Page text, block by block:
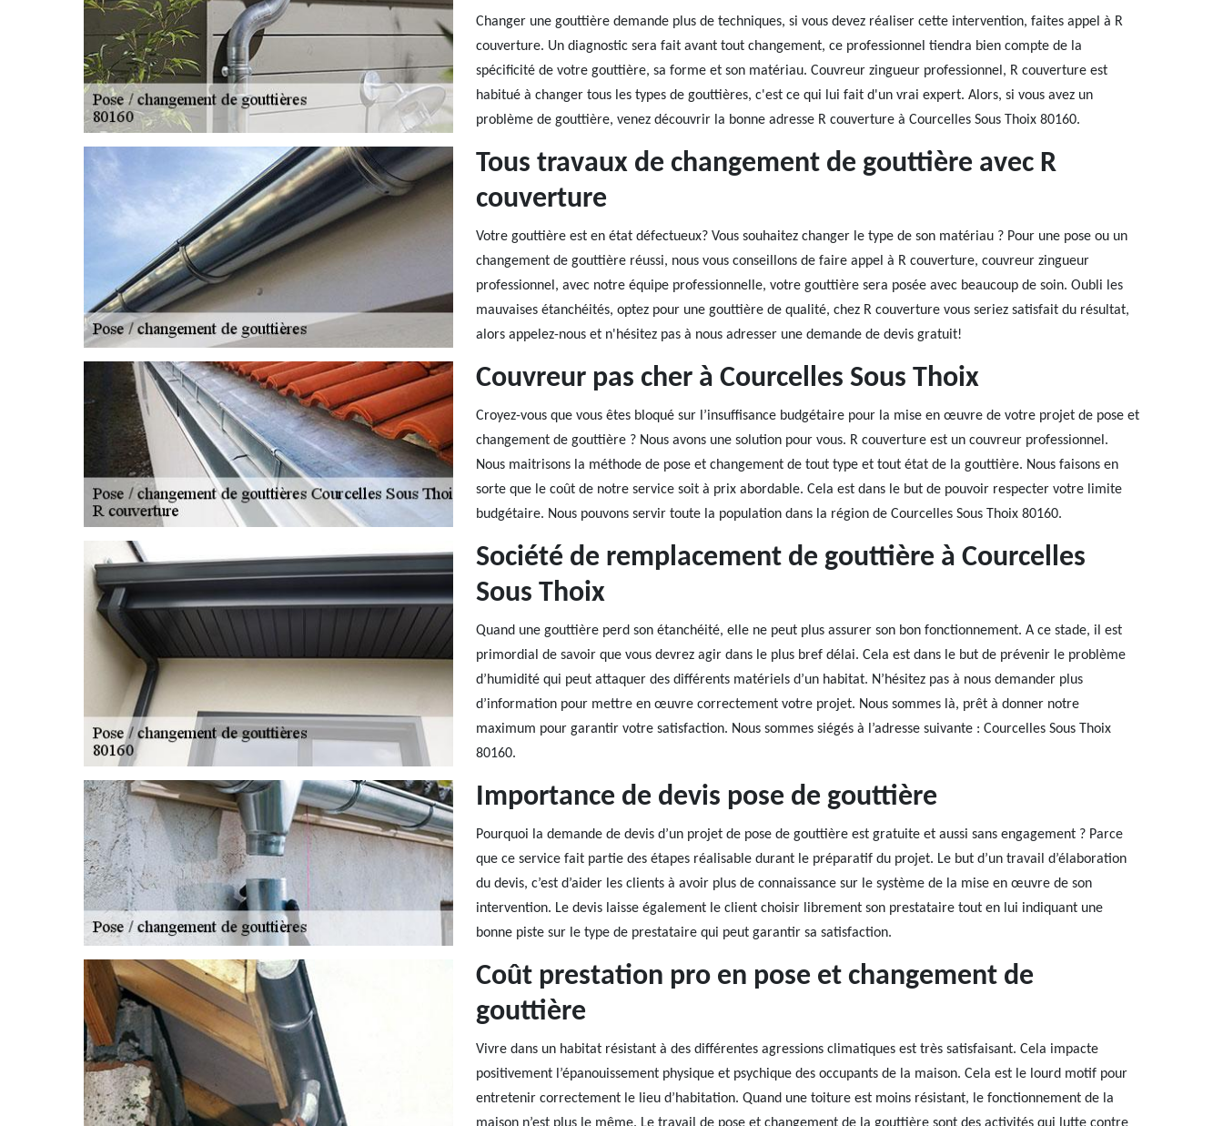
Changer une gouttière demande plus de techniques, si vous devez réaliser cette intervention, faites appel à R
couverture. Un diagnostic sera fait avant tout changement, ce professionnel tiendra bien compte de la
spécificité de votre gouttière, sa forme et son matériau. Couvreur zingueur professionnel, R couverture est
habitué à changer tous les types de gouttières, c'est ce qui lui fait d'un vrai expert. Alors, si vous avez un
problème de gouttière, venez découvrir la bonne adresse R couverture à Courcelles Sous Thoix 80160.
Tous travaux de changement de gouttière avec R
couverture
Votre gouttière est en état défectueux? Vous souhaitez changer le type de son matériau ? Pour une pose ou un
changement de gouttière réussi, nous vous conseillons de faire appel à R couverture, couvreur zingueur
professionnel, avec notre équipe professionnelle, votre gouttière sera posée avec beaucoup de soin. Oubli les
mauvaises étanchéités, optez pour une gouttière de qualité, chez R couverture vous seriez satisfait du résultat,
alors appelez-nous et n'hésitez pas à nous adresser une demande de devis gratuit!
Couvreur pas cher à Courcelles Sous Thoix
Croyez-vous que vous êtes bloqué sur l’insuffisance budgétaire pour la mise en œuvre de votre projet de pose et
changement de gouttière ? Nous avons une solution pour vous. R couverture est un couvreur professionnel.
Nous maitrisons la méthode de pose et changement de tout type et tout état de la gouttière. Nous faisons en
sorte que le coût de notre service soit à prix abordable. Cela est dans le but de pouvoir respecter votre limite
budgétaire. Nous pouvons servir toute la population dans la région de Courcelles Sous Thoix 80160.
Société de remplacement de gouttière à Courcelles
Sous Thoix
Quand une gouttière perd son étanchéité, elle ne peut plus assurer son bon fonctionnement. A ce stade, il est
primordial de savoir que vous devrez agir dans le plus bref délai. Cela est dans le but de prévenir le problème
d’humidité qui peut attaquer des différents matériels d’un habitat. N’hésitez pas à nous demander plus
d’information pour mettre en œuvre correctement votre projet. Nous sommes là, prêt à donner notre
maximum pour garantir votre satisfaction. Nous sommes siégés à l’adresse suivante : Courcelles Sous Thoix
80160.
Importance de devis pose de gouttière
Pourquoi la demande de devis d’un projet de pose de gouttière est gratuite et aussi sans engagement ? Parce
que ce service fait partie des étapes réalisable durant le préparatif du projet. Le but d’un travail d’élaboration
du devis, c’est d’aider les clients à avoir plus de connaissance sur le système de la mise en œuvre de son
intervention. Le devis laisse également le client choisir librement son prestataire tout en lui indiquant une
bonne piste sur le type de prestataire qui peut garantir sa satisfaction.
Coût prestation pro en pose et changement de
gouttière
Vivre dans un habitat résistant à des différentes agressions climatiques est très satisfaisant. Cela impacte
positivement l’épanouissement physique et psychique des occupants de la maison. Cela est le lourd motif pour
entretenir correctement le lieu d’habitation. Quand une toiture est moins résistant, le fonctionnement de la